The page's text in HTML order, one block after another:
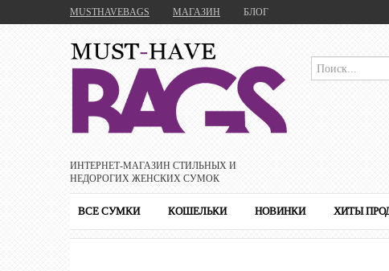
MUSTHAVEBAGS МАГАЗИН БЛОГ
ИНТЕРНЕТ-МАГАЗИН CТИЛЬНЫХ И
НЕДОРОГИХ ЖЕНСКИХ СУМОК
ВСЕ СУМКИ КОШЕЛЬКИ НОВИНКИ ХИТЫ